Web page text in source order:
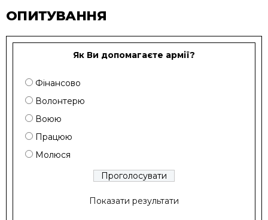
ОПИТУВАННЯ
Як Ви допомагаєте армії?
Фінансово
Волонтерю
Воюю
Працюю
Молюся
Показати результати